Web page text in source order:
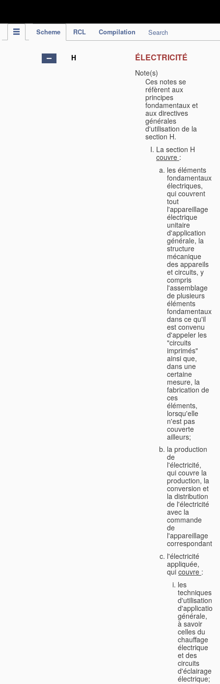
Scheme RCL Compilation Search
H ÉLECTRICITÉ
Note(s)
Ces notes se
réfèrent aux
principes
fondamentaux et
aux directives
générales
d'utilisation de la
section H.
La section H
couvre :
les éléments
fondamentaux
électriques,
qui couvrent
tout
l'appareillage
électrique
unitaire
d'application
générale, la
structure
mécanique
des appareils
et circuits, y
compris
l'assemblage
de plusieurs
éléments
fondamentaux
dans ce qu'il
est convenu
d'appeler les
"circuits
imprimés"
ainsi que,
dans une
certaine
mesure, la
fabrication de
ces
éléments,
lorsqu'elle
n'est pas
couverte
ailleurs;
la production
de
l'électricité,
qui couvre la
production, la
conversion et
la distribution
de l'électricité
avec la
commande
de
l'appareillage
correspondant;
l'électricité
appliquée,
qui couvre :
les
techniques
d'utilisation
d'application
générale,
à savoir
celles du
chauffage
électrique
et des
circuits
d'éclairage
électrique;